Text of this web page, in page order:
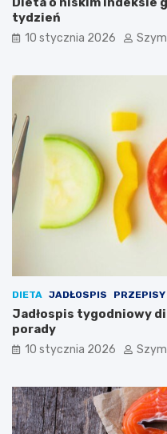
p
e
z
k
i
k
t
ó
r
m
a
i
c
a
ż
d
i
j
k
h
u
d
n
ą
ć
m
i
s
k
u
c
z
n
tydzień
10 stycznia 2026
DIETA JADŁOSPIS
Jadłospis tygodniowy
porady
10 stycznia 2026